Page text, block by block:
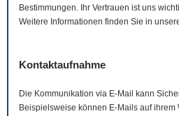
Bestimmungen. Ihr Vertrauen ist uns
Weitere Informationen finden Sie in
Kontaktaufnahme
Die Kommunikation via E-Mail
kann
Beispielsweise können E-Mails auf ihrem